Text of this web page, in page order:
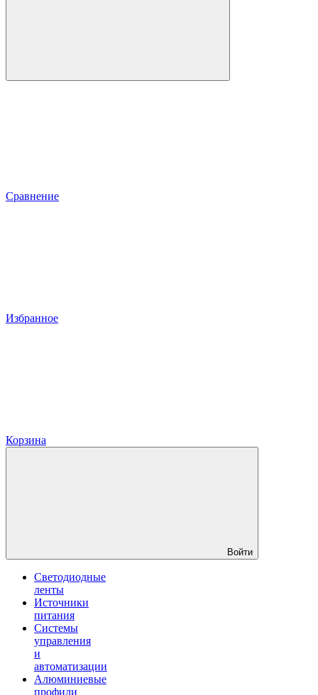
Сравнение
Избранное
Корзина
Войти
Светодиодные
ленты
Источники
питания
Системы
управления
и
автоматизации
Алюминиевые
профили